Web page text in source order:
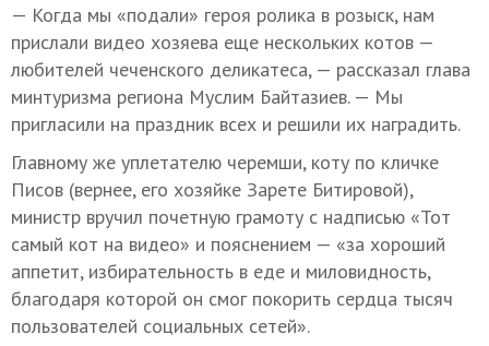
— Когда мы «подали» героя ролика в розыск, нам
прислали видео хозяева еще нескольких котов —
любителей чеченского деликатеса, — рассказал глава
минтуризма региона Муслим Байтазиев. — Мы
пригласили на праздник всех и решили их наградить.
Главному же уплетателю черемши, коту по кличке
Писов (вернее, его хозяйке Зарете Битировой),
министр вручил почетную грамоту с надписью «Тот
самый кот на видео» и пояснением — «за хороший
аппетит, избирательность в еде и миловидность,
благодаря которой он смог покорить сердца тысяч
пользователей социальных сетей».